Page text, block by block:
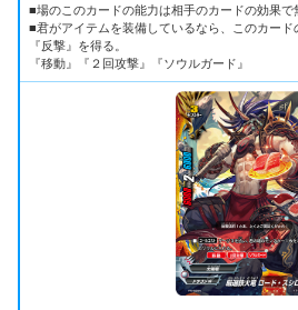
■場のこのカードの能力は相手のカードの効果で
■君がアイテムを装備しているなら、このカード
『反撃』を得る。
『移動』『２回攻撃』『ソウルガード』